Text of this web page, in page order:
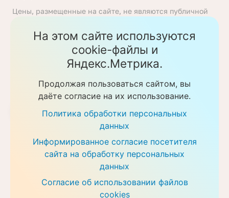
Цены, размещенные на сайте, не являются публичной
Гражданского кодекса Российской Федерации. Перед
получением услуги необходимо уточнять цены у
ответственных сотрудников клиники. Предоставление
услуг осуществляется на основании договора об
Политика обработки персональных данных
Скачать прайс-листы
На этом сайте используются
cookie-файлы и
Яндекс.Метрика.
Продолжая пользоваться сайтом, вы
даёте согласие на их использование.
Политика обработки персональных
данных
Информированное согласие посетителя
сайта на обработку персональных
данных
Согласие об использовании файлов
cookies